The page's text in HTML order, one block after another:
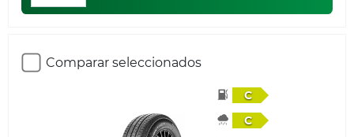
Comparar seleccionados
C
C